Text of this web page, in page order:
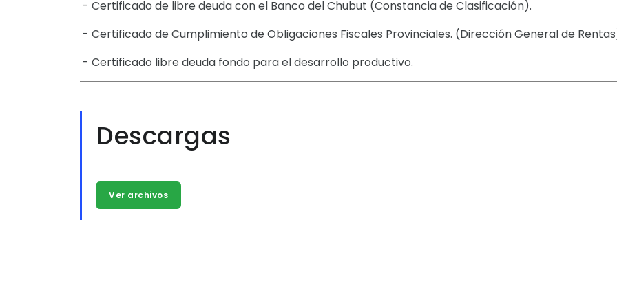
- Certificado de libre deuda con el Banco del Chubut (Constancia de Clasificación).
- Certificado de Cumplimiento de Obligaciones Fiscales Provinciales. (Dirección General de
- Certificado libre deuda fondo para el desarrollo productivo.
Descargas
Ver archivos